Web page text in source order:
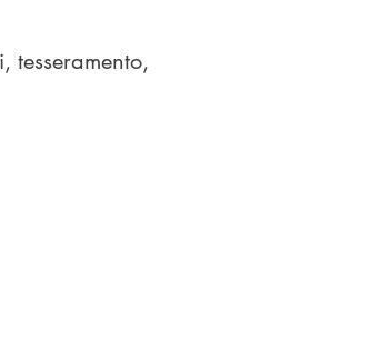
tesseramento,